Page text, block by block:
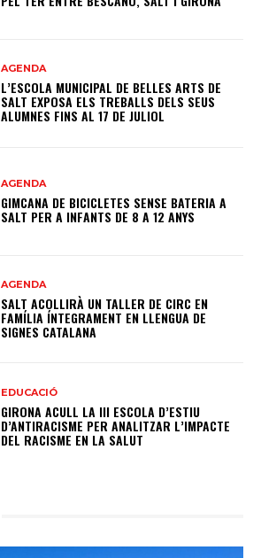
AGENDA
L’ESCOLA MUNICIPAL DE BELLES ARTS DE
SALT EXPOSA ELS TREBALLS DELS SEUS
ALUMNES FINS AL 17 DE JULIOL
AGENDA
GIMCANA DE BICICLETES SENSE BATERIA A
SALT PER A INFANTS DE 8 A 12 ANYS
AGENDA
SALT ACOLLIRÀ UN TALLER DE CIRC EN
FAMÍLIA ÍNTEGRAMENT EN LLENGUA DE
SIGNES CATALANA
EDUCACIÓ
GIRONA ACULL LA III ESCOLA D’ESTIU
D’ANTIRACISME PER ANALITZAR L’IMPACTE
DEL RACISME EN LA SALUT